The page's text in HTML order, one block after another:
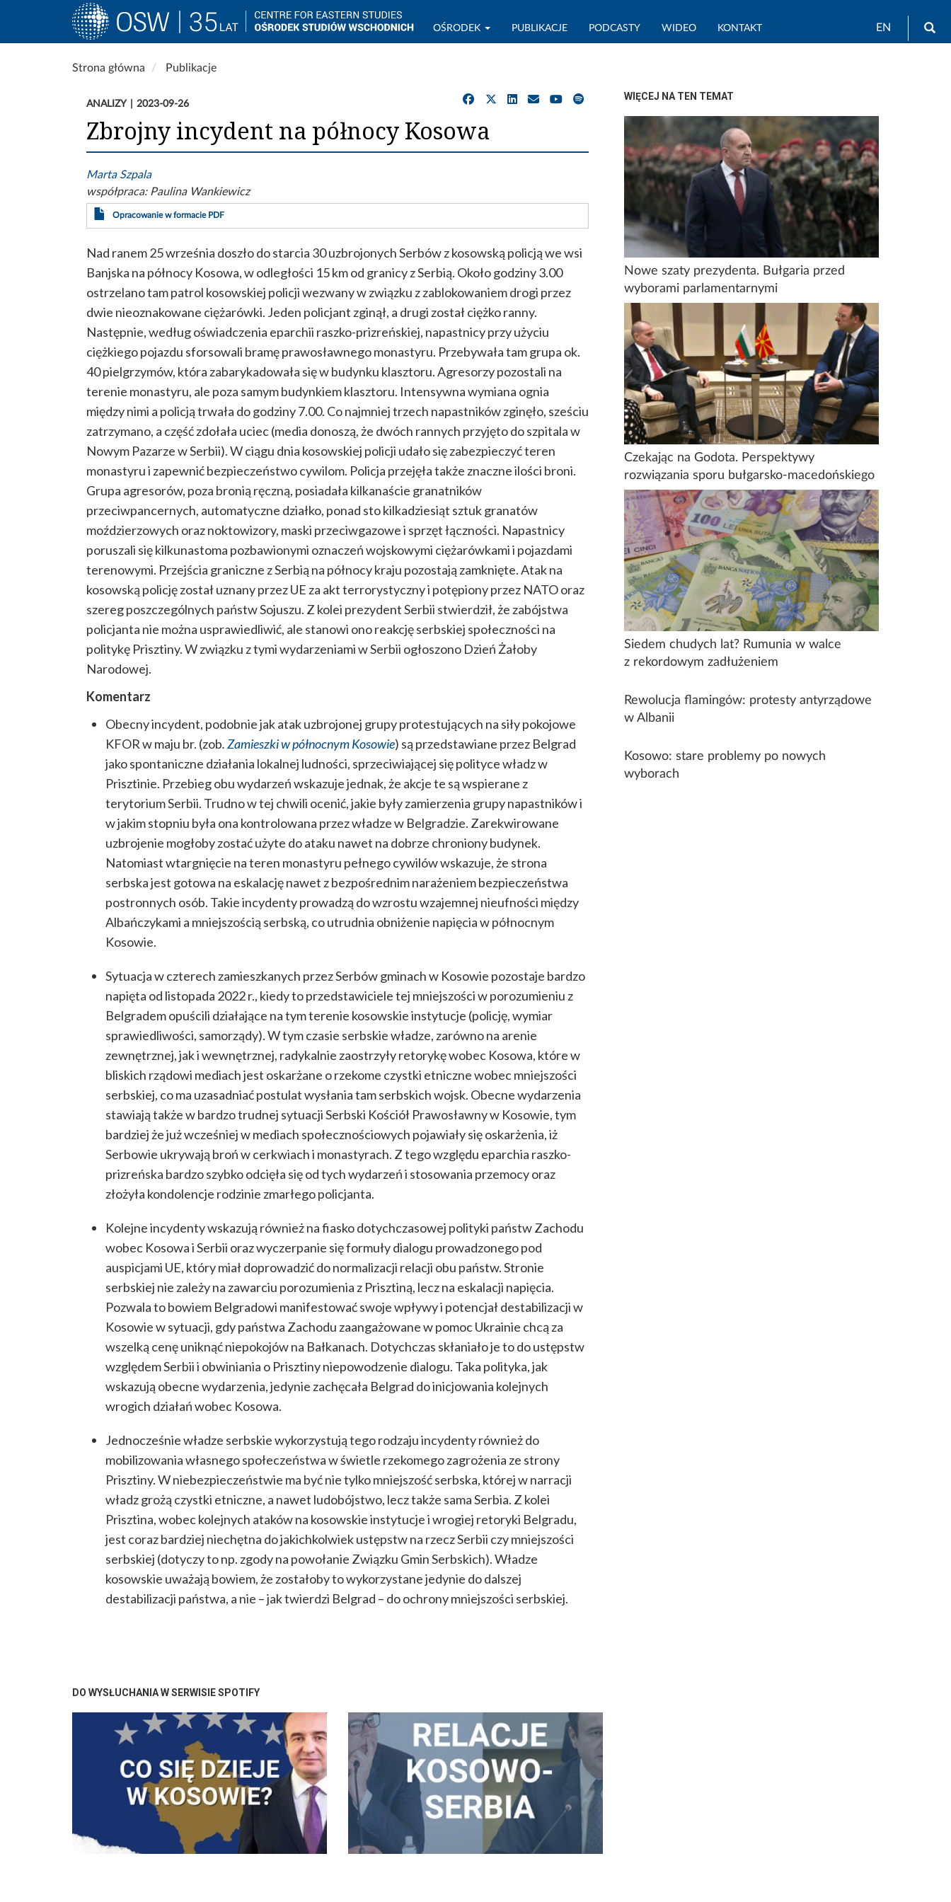
EN
Main
navigation
OŚRODEK PUBLIKACJE PODCASTY WIDEO KONTAKT
Strona główna Publikacje
ANALIZY 2023-09-26
Zbrojny incydent na północy Kosowa
Marta Szpala
współpraca:Paulina Wankiewicz
Opracowanie w formacie PDF
Nad ranem 25 września doszło do starcia 30 uzbrojonych Serbów z kosowską policją we wsi
Banjska na północy Kosowa, w odległości 15 km od granicy z Serbią. Około godziny 3.00
ostrzelano tam patrol kosowskiej policji wezwany w związku z zablokowaniem drogi przez
dwie nieoznakowane ciężarówki. Jeden policjant zginął, a drugi został ciężko ranny.
Następnie, według oświadczenia eparchii raszko-prizreńskiej, napastnicy przy użyciu
ciężkiego pojazdu sforsowali bramę prawosławnego monastyru. Przebywała tam grupa ok.
40 pielgrzymów, która zabarykadowała się w budynku klasztoru. Agresorzy pozostali na
terenie monastyru, ale poza samym budynkiem klasztoru. Intensywna wymiana ognia
między nimi a policją trwała do godziny 7.00. Co najmniej trzech napastników zginęło, sześciu
zatrzymano, a część zdołała uciec (media donoszą, że dwóch rannych przyjęto do szpitala w
Nowym Pazarze w Serbii). W ciągu dnia kosowskiej policji udało się zabezpieczyć teren
monastyru i zapewnić bezpieczeństwo cywilom. Policja przejęła także znaczne ilości broni.
Grupa agresorów, poza bronią ręczną, posiadała kilkanaście granatników
przeciwpancernych, automatyczne działko, ponad sto kilkadziesiąt sztuk granatów
moździerzowych oraz noktowizory, maski przeciwgazowe i sprzęt łączności. Napastnicy
poruszali się kilkunastoma pozbawionymi oznaczeń wojskowymi ciężarówkami i pojazdami
terenowymi. Przejścia graniczne z Serbią na północy kraju pozostają zamknięte. Atak na
kosowską policję został uznany przez UE za akt terrorystyczny i potępiony przez NATO oraz
szereg poszczególnych państw Sojuszu. Z kolei prezydent Serbii stwierdził, że zabójstwa
policjanta nie można usprawiedliwić, ale stanowi ono reakcję serbskiej społeczności na
politykę Prisztiny. W związku z tymi wydarzeniami w Serbii ogłoszono Dzień Żałoby
Narodowej.
Komentarz
Obecny incydent, podobnie jak atak uzbrojonej grupy protestujących na siły pokojowe
KFOR w maju br. (zob.Zamieszki w północnym Kosowie) są przedstawiane przez Belgrad
jako spontaniczne działania lokalnej ludności, sprzeciwiającej się polityce władz w
Prisztinie. Przebieg obu wydarzeń wskazuje jednak, że akcje te są wspierane z
terytorium Serbii. Trudno w tej chwili ocenić, jakie były zamierzenia grupy napastników i
w jakim stopniu była ona kontrolowana przez władze w Belgradzie. Zarekwirowane
uzbrojenie mogłoby zostać użyte do ataku nawet na dobrze chroniony budynek.
Natomiast wtargnięcie na teren monastyru pełnego cywilów wskazuje, że strona
serbska jest gotowa na eskalację nawet z bezpośrednim narażeniem bezpieczeństwa
postronnych osób. Takie incydenty prowadzą do wzrostu wzajemnej nieufności między
Albańczykami a mniejszością serbską, co utrudnia obniżenie napięcia w północnym
Kosowie.
Sytuacja w czterech zamieszkanych przez Serbów gminach w Kosowie pozostaje bardzo
napięta od listopada 2022 r., kiedy to przedstawiciele tej mniejszości w porozumieniu z
Belgradem opuścili działające na tym terenie kosowskie instytucje (policję, wymiar
sprawiedliwości, samorządy). W tym czasie serbskie władze, zarówno na arenie
zewnętrznej, jak i wewnętrznej, radykalnie zaostrzyły retorykę wobec Kosowa, które w
bliskich rządowi mediach jest oskarżane o rzekome czystki etniczne wobec mniejszości
serbskiej, co ma uzasadniać postulat wysłania tam serbskich wojsk. Obecne wydarzenia
stawiają także w bardzo trudnej sytuacji Serbski Kościół Prawosławny w Kosowie, tym
bardziej że już wcześniej w mediach społecznościowych pojawiały się oskarżenia, iż
Serbowie ukrywają broń w cerkwiach i monastyrach. Z tego względu eparchia raszko-
prizreńska bardzo szybko odcięła się od tych wydarzeń i stosowania przemocy oraz
złożyła kondolencje rodzinie zmarłego policjanta.
Kolejne incydenty wskazują również na fiasko dotychczasowej polityki państw Zachodu
wobec Kosowa i Serbii oraz wyczerpanie się formuły dialogu prowadzonego pod
auspicjami UE, który miał doprowadzić do normalizacji relacji obu państw. Stronie
serbskiej nie zależy na zawarciu porozumienia z Prisztiną, lecz na eskalacji napięcia.
Pozwala to bowiem Belgradowi manifestować swoje wpływy i potencjał destabilizacji w
Kosowie w sytuacji, gdy państwa Zachodu zaangażowane w pomoc Ukrainie chcą za
wszelką cenę uniknąć niepokojów na Bałkanach. Dotychczas skłaniało je to do ustępstw
względem Serbii i obwiniania o Prisztiny niepowodzenie dialogu. Taka polityka, jak
wskazują obecne wydarzenia, jedynie zachęcała Belgrad do inicjowania kolejnych
wrogich działań wobec Kosowa.
Jednocześnie władze serbskie wykorzystują tego rodzaju incydenty również do
mobilizowania własnego społeczeństwa w świetle rzekomego zagrożenia ze strony
Prisztiny. W niebezpieczeństwie ma być nie tylko mniejszość serbska, której w narracji
władz grożą czystki etniczne, a nawet ludobójstwo, lecz także sama Serbia. Z kolei
Prisztina, wobec kolejnych ataków na kosowskie instytucje i wrogiej retoryki Belgradu,
jest coraz bardziej niechętna do jakichkolwiek ustępstw na rzecz Serbii czy mniejszości
serbskiej (dotyczy to np. zgody na powołanie Związku Gmin Serbskich). Władze
kosowskie uważają bowiem, że zostałoby to wykorzystane jedynie do dalszej
destabilizacji państwa, a nie – jak twierdzi Belgrad – do ochrony mniejszości serbskiej.
WIĘCEJ NA TEN TEMAT
Nowe szaty prezydenta. Bułgaria przed
wyborami parlamentarnymi
Czekając na Godota. Perspektywy
rozwiązania sporu bułgarsko-macedońskiego
Siedem chudych lat? Rumunia w walce
z rekordowym zadłużeniem
Rewolucja flamingów: protesty antyrządowe
w Albanii
Kosowo: stare problemy po nowych
wyborach
DO WYSŁUCHANIA W SERWISIE SPOTIFY